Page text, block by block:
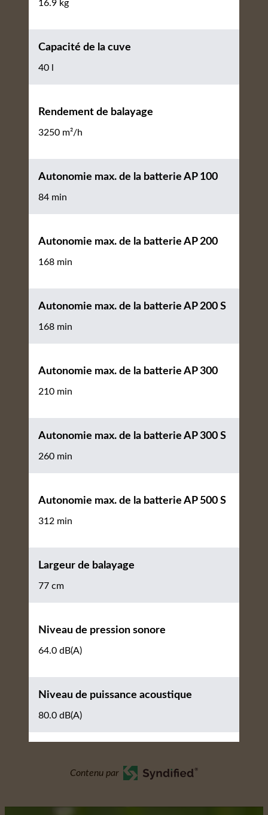
16.9 kg
Capacité de la cuve
40 l
Rendement de balayage
3250 m²/h
Autonomie max. de la batterie AP 100
84 min
Autonomie max. de la batterie AP 200
168 min
Autonomie max. de la batterie AP 200 S
168 min
Autonomie max. de la batterie AP 300
210 min
Autonomie max. de la batterie AP 300 S
260 min
Autonomie max. de la batterie AP 500 S
312 min
Largeur de balayage
77 cm
Niveau de pression sonore
64.0 dB(A)
Niveau de puissance acoustique
80.0 dB(A)
Contenu par